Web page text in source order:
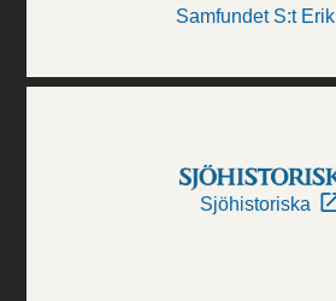
Samfundet S:t Erik
Sjöhistoriska